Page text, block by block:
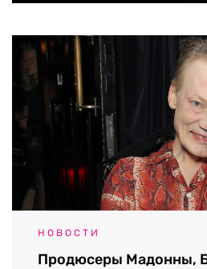
НОВОСТИ
Продюсеры Мадонны,